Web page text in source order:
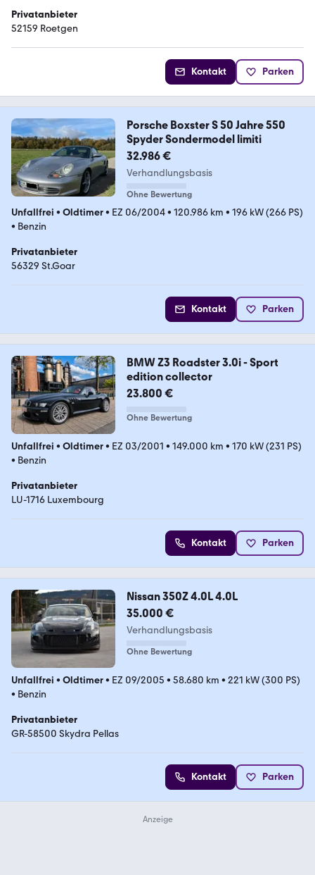
Privatanbieter
52159 Roetgen
Kontakt Parken
Porsche Boxster S 50 Jahre 550
Spyder Sondermodel limiti
32.986 €
Verhandlungsbasis
Ohne Bewertung
Unfallfrei • Oldtimer• EZ 06/2004• 120.986 km • 196 kW (266 PS)
• Benzin
Privatanbieter
56329 St.Goar
Kontakt Parken
BMW Z3 Roadster 3.0i - Sport
edition collector
23.800 €
Ohne Bewertung
Unfallfrei • Oldtimer• EZ 03/2001 • 149.000 km • 170 kW (231 PS)
• Benzin
Privatanbieter
LU-1716 Luxembourg
Kontakt Parken
Nissan 350Z 4.0L 4.0L
35.000 €
Verhandlungsbasis
Ohne Bewertung
Unfallfrei • Oldtimer• EZ 09/2005 • 58.680 km • 221 kW (300 PS)
• Benzin
Privatanbieter
GR-58500 Skydra Pellas
Kontakt Parken